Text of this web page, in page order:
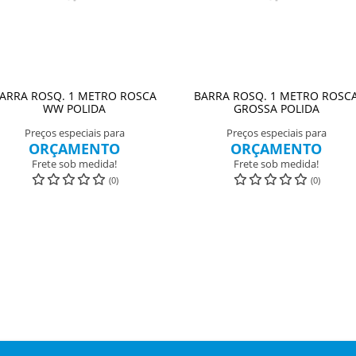
ROSQ. 1 METRO ROSCA
WW POLIDA
Preços especiais para
ORÇAMENTO
Frete sob medida!
(0)
BARRA ROSQ. 1 METRO
GROSSA POLIDA
Preços especiais para
ORÇAMENTO
Frete sob medida!
(0)